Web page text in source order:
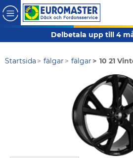
Delbetala upp till 4
Startsida fälgar fälgar 10 21